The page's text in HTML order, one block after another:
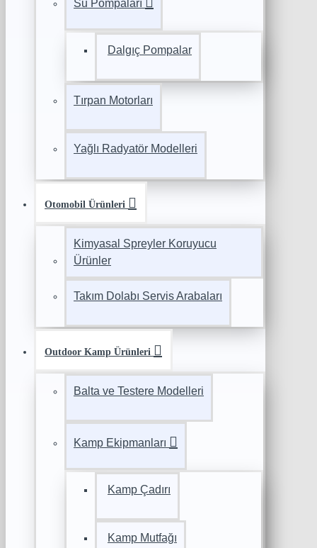
Su Pompaları
Dalgıç Pompalar
Tırpan Motorları
Yağlı Radyatör Modelleri
Otomobil Ürünleri
Kimyasal Spreyler Koruyucu
Ürünler
Takım Dolabı Servis Arabaları
Outdoor Kamp Ürünleri
Balta ve Testere Modelleri
Kamp Ekipmanları
Kamp Çadırı
Kamp Mutfağı